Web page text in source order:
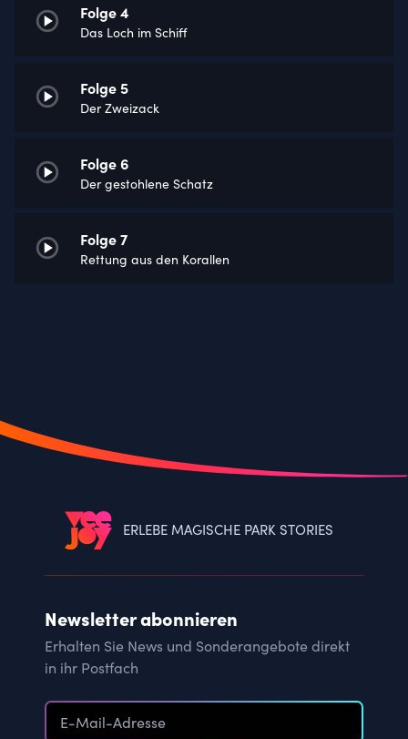
Folge 4
Das Loch im Schiff
Folge 5
Der Zweizack
Folge 6
Der gestohlene Schatz
Folge 7
Rettung aus den Korallen
ERLEBE MAGISCHE PARK STORIES
Newsletter abonnieren
Erhalten Sie News und Sonderangebote direkt
in ihr Postfach